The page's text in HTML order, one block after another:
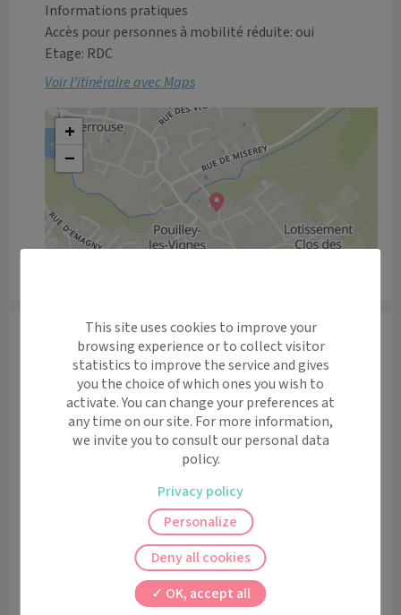
Informations pratiques
Accès pour personnes à mobilité réduite: oui
Etage: RDC
Voir l’itinéraire avec Maps
+
−
Informations
SPÉCIALISTE DE MÉDECINE GÉNÉRALE,  le Dr Benoît
RABIER est: agréé par L'ARS, Maître de Stages de
Université. Il réalise une prise en charge en Médecine
Générale, le suivi des Enfants, Adolescents, Adultes.   Il
assure des visites à domicile justifiées.
Si son planning est complet, voyez celui du Dr Julia
TRISTRAM ou appel le secrétariat au 03 81 55 40 50
🚨 DES CRENEAUX D'URGENCE SONT ACCESSIBLES
AUPRES DE NOS SECRETAIRES PAR TELEPHONE🚨
👨‍⚕️LES CONSULTATIONS DU JEUDI SONT REALISEES
This site uses cookies to improve your
browsing experience or to collect visitor
statistics to improve the service and gives
you the choice of which ones you wish to
activate. You can change your preferences at
any time on our site. For more information,
we invite you to consult our personal data
policy.
OK, accept all
Deny all cookies
Personalize
Privacy policy